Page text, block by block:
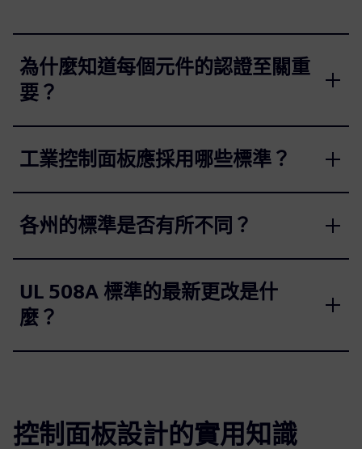
為什麼知道每個元件的認證至關重
要？
工業控制面板應採用哪些標準？
各州的標準是否有所不同？
UL 508A 標準的最新更改是什
麼？
控制面板設計的實用知識